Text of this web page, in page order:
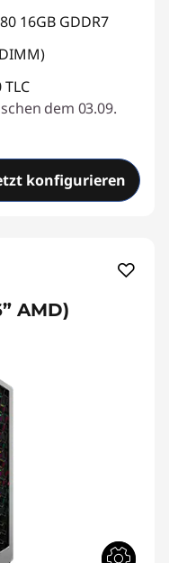
16GB GDDR7
TLC
dem 03.09.
konfigurieren
AMD)